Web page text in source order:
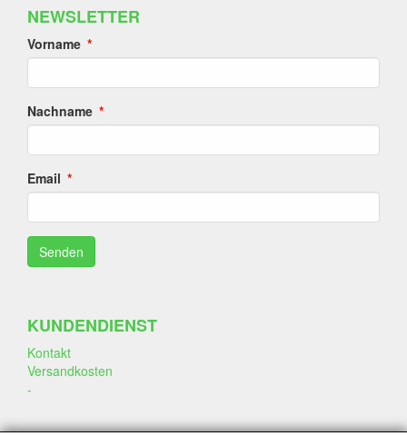
NEWSLETTER
Vorname
Nachname
Email
KUNDENDIENST
Kontakt
Versandkosten
-